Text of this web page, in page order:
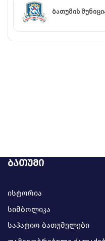
ბათუმის
ბათუმი
ისტორია
სიმბოლიკა
საპატიო ბათუმელები